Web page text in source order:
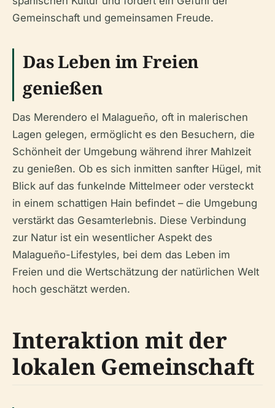
Gemeinschaft und gemeinsamen Freude.
Das Leben im Freien
genießen
Das Merendero el Malagueño, oft in malerischen
Lagen gelegen, ermöglicht es den Besuchern, die
Schönheit der Umgebung während ihrer Mahlzeit
zu genießen. Ob es sich inmitten sanfter Hügel, mit
Blick auf das funkelnde Mittelmeer oder versteckt
in einem schattigen Hain befindet – die Umgebung
verstärkt das Gesamterlebnis. Diese Verbindung
zur Natur ist ein wesentlicher Aspekt des
Malagueño-Lifestyles, bei dem das Leben im
Freien und die Wertschätzung der natürlichen Welt
hoch geschätzt werden.
Interaktion mit der
lokalen Gemeinschaft